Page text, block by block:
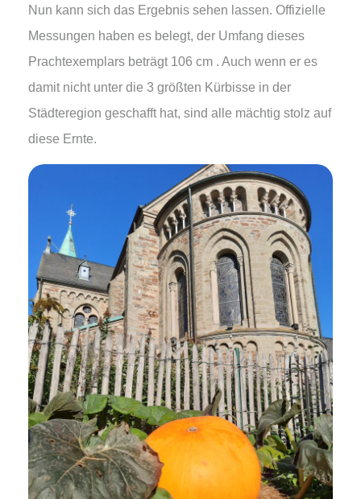
Nun kann sich das Ergebnis sehen lassen. Offizielle
Messungen haben es belegt, der Umfang dieses
Prachtexemplars beträgt 106 cm . Auch wenn er es
damit nicht unter die 3 größten Kürbisse in der
Städteregion geschafft hat, sind alle mächtig stolz auf
diese Ernte.